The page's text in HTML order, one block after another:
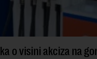
o visini akciza na